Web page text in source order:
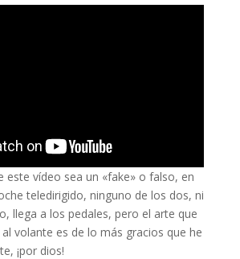
este vídeo sea un «fake» o falso, en
teledirigido, ninguno de los dos, ni
llega a los pedales, pero el arte que
volante es de lo más gracios que he
¡por dios!